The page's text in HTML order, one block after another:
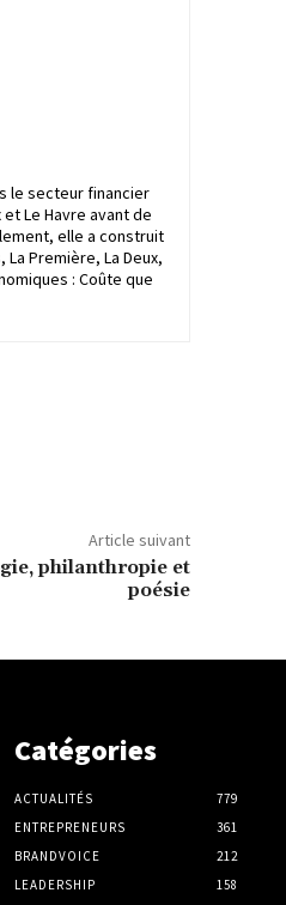
le secteur financier
Le Havre avant de
elle a construit
Première, La Deux,
: Coûte que
Article suivant
philanthropie et
poésie
Catégories
ACTUALITÉS
779
ENTREPRENEURS
361
BRANDVOICE
212
LEADERSHIP
158